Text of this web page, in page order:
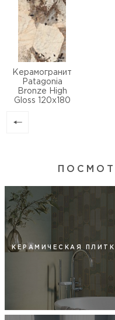
Керамогранит
Patagonia
Bronze High
Gloss 120х180
КЕРАМИЧЕСКАЯ